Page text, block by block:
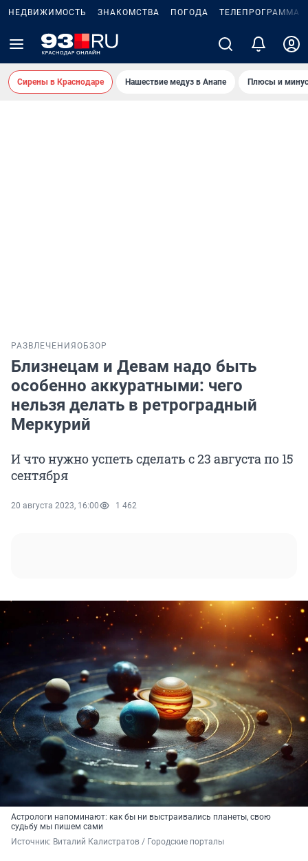
НЕДВИЖИМОСТЬ ЗНАКОМСТВА ПОГОДА ТЕЛЕПРОГРАММА
Сирены в Краснодаре Нашествие медуз в Анапе Плюсы и
РАЗВЛЕЧЕНИЯ ОБЗОР
Близнецам и Девам надо быть
особенно аккуратными: чего
нельзя делать в ретроградный
Меркурий
И что нужно успеть сделать с 23 августа по 15
сентября
20 августа 2023, 16:00 1 462
Астрологи напоминают: как бы ни выстраивались планеты, свою
судьбу мы пишем сами
Источник: Виталий Калистратов / Городские порталы